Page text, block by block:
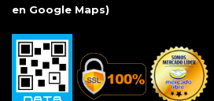
en Google Maps)